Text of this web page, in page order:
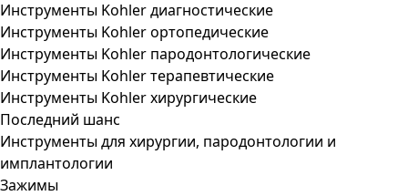
Инструменты Kohler диагностические
Инструменты Kohler ортопедические
Инструменты Kohler пародонтологические
Инструменты Kohler терапевтические
Инструменты Kohler хирургические
Последний шанс
Инструменты для хирургии, пародонтологии и
имплантологии
Зажимы